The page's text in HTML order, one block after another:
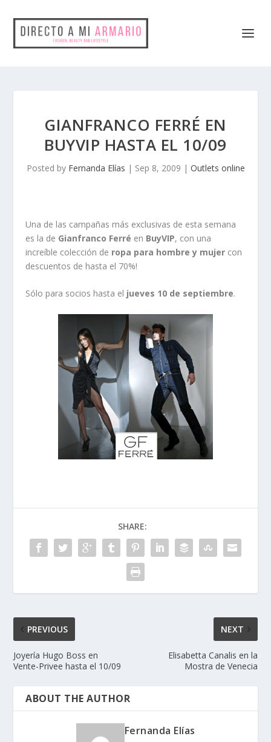
GIANFRANCO FERRÉ EN
BUYVIP HASTA EL 10/09
Posted by Fernanda Elías | Sep 8, 2009 | Outlets online
Una de las campañas más exclusivas de esta semana
es la de Gianfranco Ferré en BuyVIP, con una
increíble colección de ropa para hombre y mujer con
descuentos de hasta el 70%!
Sólo para socios hasta el jueves 10 de septiembre.
SHARE:
PREVIOUS
Joyería Hugo Boss en
Vente-Privee hasta el 10/09
NEXT
Elisabetta Canalis en la
Mostra de Venecia
ABOUT THE AUTHOR
Fernanda Elías